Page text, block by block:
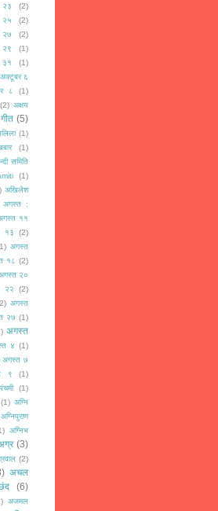
२३
(2)
२५
(2)
२७
(2)
२९
(1)
३१
(1)
अक्टूबर ६
८
(1)
(2) अक्षय
(5)
(1)
(1)
समिति
(1)
अखिलेश
अगस्त :
११
१३
(2)
अगस्त
१८ (2)
२०
२२
(2)
अगस्त
२७ (1)
अगस्त
४ (1)
अगस्त ७
९ (1)
(1)
(1) अग्नि
अग्निपुराण
अग्निभ
(3)
(2)
अचल
(6)
अजमल